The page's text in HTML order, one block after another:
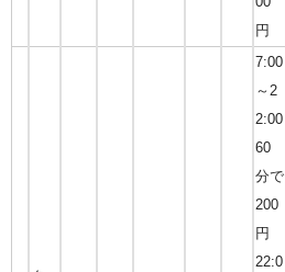
円
7:00
～2
2:00
60
分で
200
円
22:0